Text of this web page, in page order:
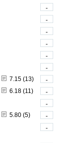
-
-
-
-
-
-
7.15 (13)
-
6.18 (11)
-
-
5.80 (5)
-
-